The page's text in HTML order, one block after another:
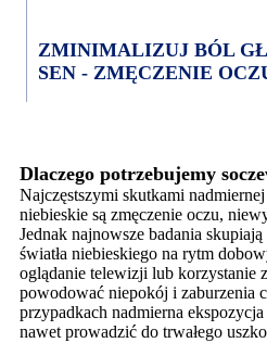
ZMINIMALIZUJ BÓL
SEN - ZMĘCZENIE
Dlaczego potrzebujemy
Najczęstszymi skutkami
niebieskie są zmęczenie oczu,
Jednak najnowsze badania
światła niebieskiego na rytm
oglądanie telewizji lub korzystanie
powodować niepokój i zaburzenia
przypadkach nadmierna
nawet prowadzić do trwałego